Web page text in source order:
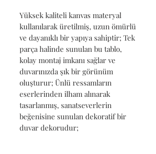
Yüksek kaliteli kanvas materyal
kullanılarak üretilmiş, uzun ömürlü
ve dayanıklı bir yapıya sahiptir; Tek
parça halinde sunulan bu tablo,
kolay montaj imkanı sağlar ve
duvarınızda şık bir görünüm
oluşturur; Ünlü ressamların
eserlerinden ilham alınarak
tasarlanmış, sanatseverlerin
beğenisine sunulan dekoratif bir
duvar dekorudur;